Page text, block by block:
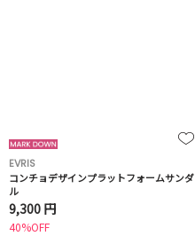
EVRIS
コンチョデザインプラットフォームサンダ
ル
9,300 円
40%OFF